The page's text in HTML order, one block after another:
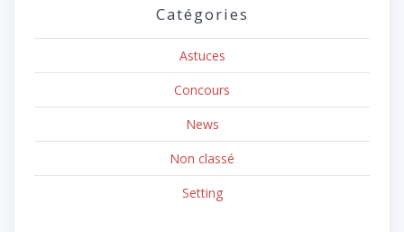
Catégories
Astuces
Concours
News
Non classé
Setting